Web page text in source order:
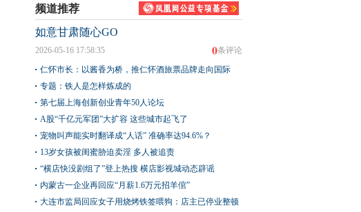
频道推荐
如意甘肃随心GO
0条评论
2026-05-16 17:58:35
仁怀市长：以酱香为桥，推仁怀酒旅票品牌走向国际
专题：铁人是怎样炼成的
第七届上海创新创业青年50人论坛
A股“千亿元军团”大扩容 这些城市起飞了
宠物叫声能实时翻译成“人话” 准确率达94.6%？
13岁女孩被闺蜜胁迫卖淫 多人被追责
“横店快没剧组了”登上热搜 横店影视城动态辟谣
内蒙古一企业再回应“月薪1.6万元招羊倌”
大连市监局回应女子用烧烤铁签喂狗：店主已停业整顿